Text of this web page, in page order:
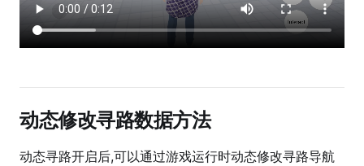
//开始执行跟随后，使用stopFollow()函数，将客户端
        InputUtil.
onKeyDown(mw.Keys.Two, () => {
            console.
log(`停止客户端NPC跟随}`);
serverFollow (id: string) {
动态修改寻路数据方法
动态寻路开启后,可以通过游戏运行时动态修改寻路导航